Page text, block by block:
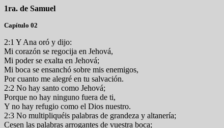
1ra. de Samuel
Capítulo 02
2:1 Y Ana oró y dijo:
Mi corazón se regocija en Jehová,
Mi poder se exalta en Jehová;
Mi boca se ensanchó sobre mis enemigos,
Por cuanto me alegré en tu salvación.
2:2 No hay santo como Jehová;
Porque no hay ninguno fuera de ti,
Y no hay refugio como el Dios nuestro.
2:3 No multipliquéis palabras de grandeza y altanería;
Cesen las palabras arrogantes de vuestra boca;